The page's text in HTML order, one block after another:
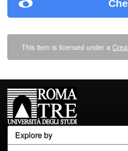
This item is licensed under a
Explore by